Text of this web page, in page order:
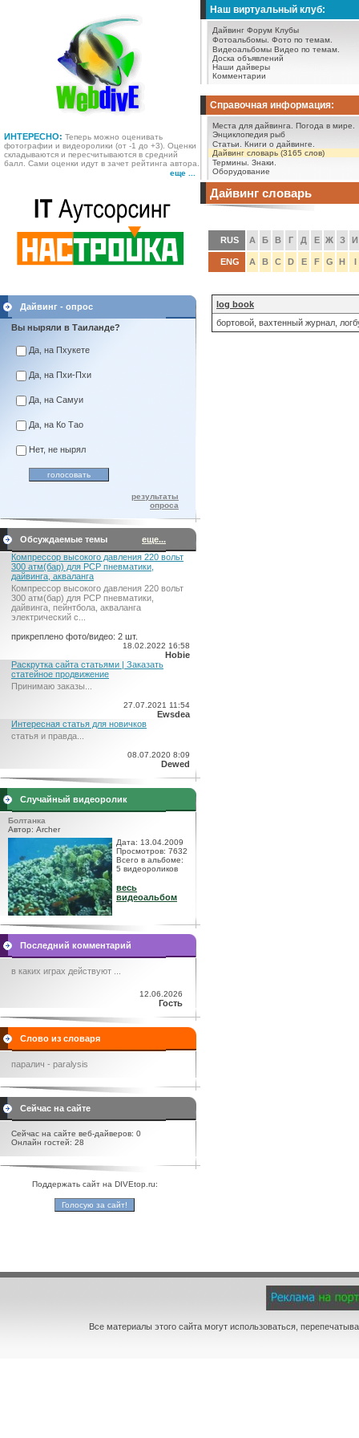
ИНТЕРЕСНО: Теперь можно оценивать
фотографии и видеоролики (от -1 до +3). Оценки
складываются и пересчитываются в средний
балл. Сами оценки идут в зачет рейтинга автора.
еще ...
Наш виртуальный клуб:
Дайвинг Форум Клубы
Фотоальбомы. Фото по темам.
Видеоальбомы Видео по темам.
Доска объявлений
Наши дайверы
Комментарии
Справочная информация:
Места для дайвинга.
Погода в мире.
Энциклопедия рыб
Статьи.
Книги о дайвинге.
Дайвинг словарь (3165 слов)
Термины. Знаки.
Оборудование
Дайвинг - опрос
Вы ныряли в Таиланде?
Да, на Пхукете
Да, на Пхи-Пхи
Да, на Самуи
Да, на Ко Тао
Нет, не нырял
результаты
опроса
Обсуждаемые темы
еще...
Компрессор высокого давления 220 вольт
300 атм(бар) для PCP пневматики,
дайвинга, акваланга
Компрессор высокого давления 220 вольт
300 атм(бар) для PCP пневматики,
дайвинга, пейнтбола, акваланга
электрический c...
прикреплено фото/видео: 2 шт.
18.02.2022 16:58
Hobie
Раскрутка сайта статьями | Заказать
статейное продвижение
Принимаю заказы...
27.07.2021 11:54
Ewsdea
Интересная статья для новичков
статья и правда...
08.07.2020 8:09
Dewed
Случайный видеоролик
Болтанка
Автор: Archer
Дата: 13.04.2009
Просмотров: 7632
Всего в альбоме:
5 видеороликов
весь
видеоальбом
Последний комментарий
в каких играх действуют ...
12.06.2026
Гость
Слово из словаря
паралич - paralysis
Сейчас на сайте
Сейчас на сайте веб-дайверов: 0
Онлайн гостей: 28
Поддержать сайт на DIVEtop.ru:
Дайвинг словарь
RUS А Б В Г Д Е Ж З И
ENG A B C D E F G H I
log book
бортовой, вахтенный журнал,
Все материалы этого сайта могут использоваться,